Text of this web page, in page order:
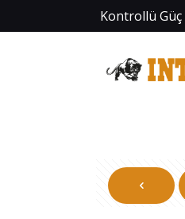
Kontrollü Güç